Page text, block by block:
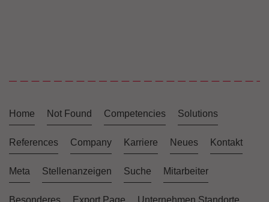
Home Not Found Competencies Solutions
References Company Karriere Neues Kontakt
Meta Stellenanzeigen Suche Mitarbeiter
Besonderes Export Page Unternehmen Standorte